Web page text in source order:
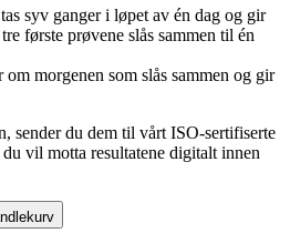
syv ganger i løpet av én dag og gir
første prøvene slås sammen til én
morgenen som slås sammen og gir
sender du dem til vårt ISO-sertifiserte
vil motta resultatene digitalt innen